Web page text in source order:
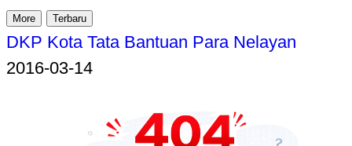
More Terbaru
DKP Kota Tata Bantuan Para Nelayan
2016-03-14